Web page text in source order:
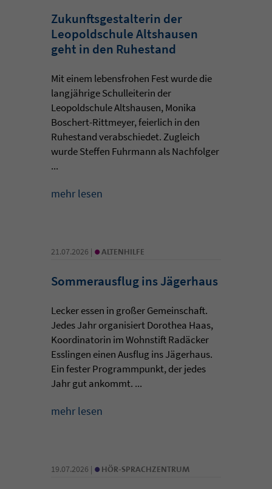
Zukunftsgestalterin der
Leopoldschule Altshausen
geht in den Ruhestand
Mit einem lebensfrohen Fest wurde die
langjährige Schulleiterin der
Leopoldschule Altshausen, Monika
Boschert-Rittmeyer, feierlich in den
Ruhestand verabschiedet. Zugleich
wurde Steffen Fuhrmann als Nachfolger
...
mehr lesen
21.07.2026 | • ALTENHILFE
Sommerausflug ins Jägerhaus
Lecker essen in großer Gemeinschaft.
Jedes Jahr organisiert Dorothea Haas,
Koordinatorin im Wohnstift Radäcker
Esslingen einen Ausflug ins Jägerhaus.
Ein fester Programmpunkt, der jedes
Jahr gut ankommt. ...
mehr lesen
19.07.2026 | • HÖR-SPRACHZENTRUM